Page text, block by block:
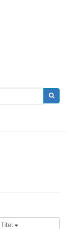
Titel